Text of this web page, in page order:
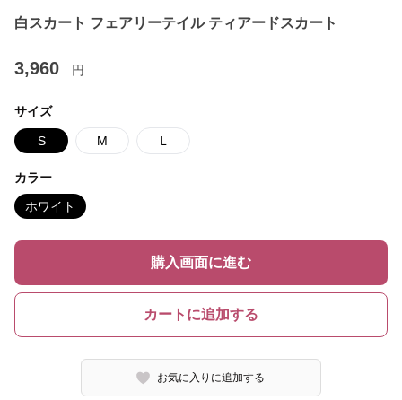
白スカート フェアリーテイル ティアードスカート
3,960 円
サイズ
S M L
カラー
ホワイト
購入画面に進む
カートに追加する
お気に入りに追加する